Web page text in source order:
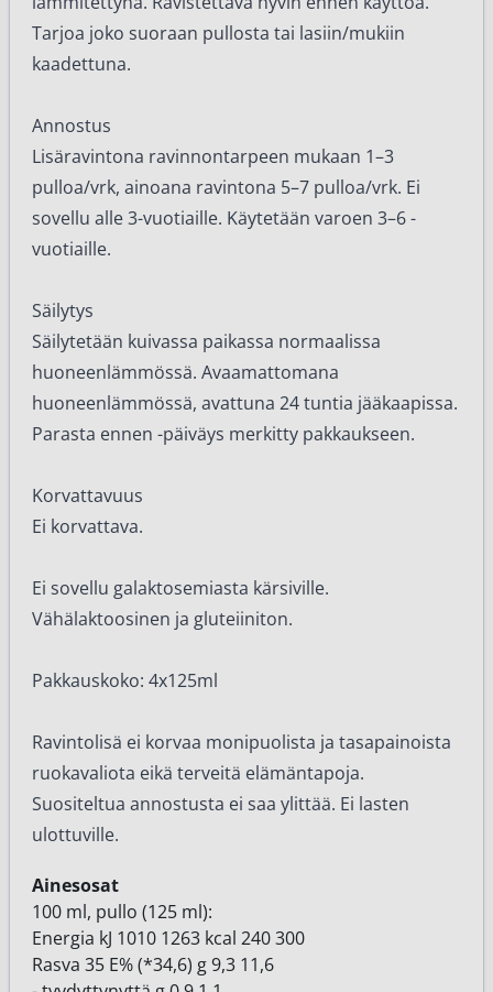
Tarjoa joko suoraan pullosta tai lasiin/mukiin
kaadettuna.
Annostus
Lisäravintona ravinnontarpeen mukaan 1–3
pulloa/vrk, ainoana ravintona 5–7 pulloa/vrk. Ei
sovellu alle 3-vuotiaille. Käytetään varoen 3–6 -
vuotiaille.
Säilytys
Säilytetään kuivassa paikassa normaalissa
huoneenlämmössä. Avaamattomana
huoneenlämmössä, avattuna 24 tuntia jääkaapissa.
Parasta ennen -päiväys merkitty pakkaukseen.
Korvattavuus
Ei korvattava.
Ei sovellu galaktosemiasta kärsiville.
Vähälaktoosinen ja gluteiiniton.
Pakkauskoko: 4x125ml
Ravintolisä ei korvaa monipuolista ja tasapainoista
ruokavaliota eikä terveitä elämäntapoja.
Suositeltua annostusta ei saa ylittää. Ei lasten
ulottuville.
Ainesosat
100 ml, pullo (125 ml):
Energia kJ 1010 1263 kcal 240 300
Rasva 35 E% (*34,6) g 9,3 11,6